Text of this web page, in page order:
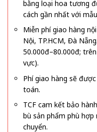
bằng loại hoa tương
cách gần nhất với
Miễn phí giao hàng
Nội, TP.HCM, Đà
50.000đ–80.000đ;
vực).
Phí giao hàng sẽ
toán.
TCF cam kết bảo
bù sản phẩm phù
chuyển.